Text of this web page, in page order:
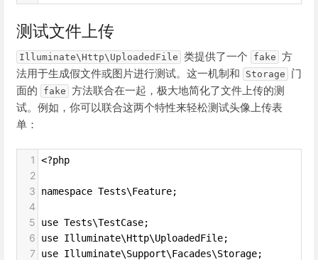
测试文件上传
Illuminate\Http\UploadedFile 类提供了一个 fake 方
法用于生成假文件或图片进行测试。这一机制和
Storage
门
面的
fake 方法联合在一起，极大地简化了文件上传的测
试。例如，你可以联合这两个特性来轻松测试头像上传表
单：
1 <?php
2
3
namespace Tests\Feature;
4
5
use Tests\TestCase;
6 use Illuminate\Http\UploadedFile;
7 use Illuminate\Support\Facades\Storage;